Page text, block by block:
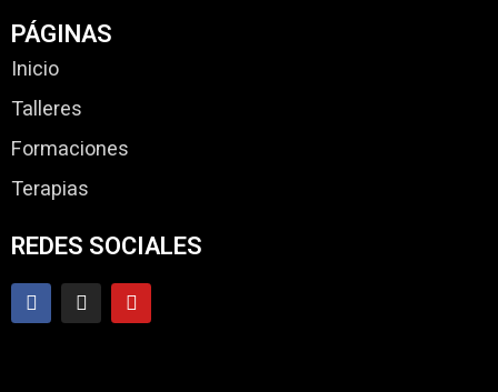
PÁGINAS
Inicio
Talleres
Formaciones
Terapias
REDES SOCIALES